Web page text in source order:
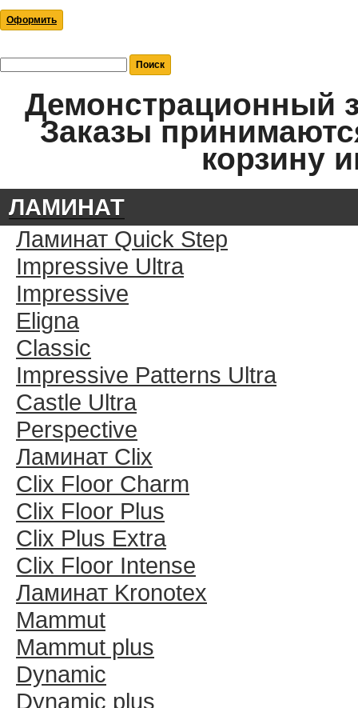
Оформить
Демонстрационный
Заказы
корзину
ЛАМИНАТ
Ламинат Quick Step
Impressive Ultra
Impressive
Eligna
Classic
Impressive Patterns Ultra
Castle Ultra
Perspective
Ламинат Clix
Clix Floor Charm
Clix Floor Plus
Clix Plus Extra
Clix Floor Intense
Ламинат Kronotex
Mammut
Mammut plus
Dynamic
Dynamic plus